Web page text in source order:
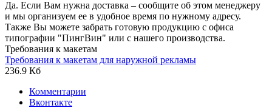
Да. Если Вам нужна доставка – сообщите об этом менеджеру
и мы организуем ее в удобное время по нужному адресу.
Также Вы можете забрать готовую продукцию с офиса
типографии "ПингВин" или с нашего производства.
Требования к макетам
Требования к макетам для наружной рекламы
236.9 Кб
Комментарии
Вконтакте